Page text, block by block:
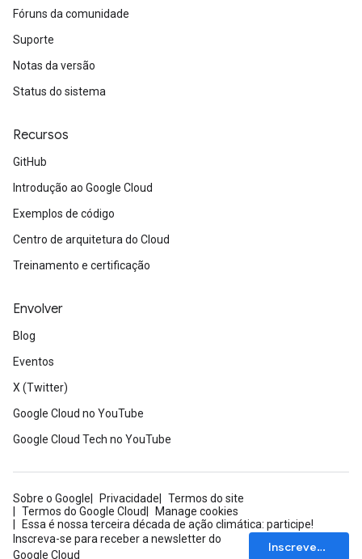
Fóruns da comunidade
Suporte
Notas da versão
Status do sistema
Recursos
GitHub
Introdução ao Google Cloud
Exemplos de código
Centro de arquitetura do Cloud
Treinamento e certificação
Envolver
Blog
Eventos
X (Twitter)
Google Cloud no YouTube
Google Cloud Tech no YouTube
Sobre o Google Privacidade
Termos do site
Termos do Google Cloud
Manage cookies
Essa é nossa terceira década de ação climática: participe!
Inscreva-se para receber a newsletter do
Google Cloud
Inscrever-se